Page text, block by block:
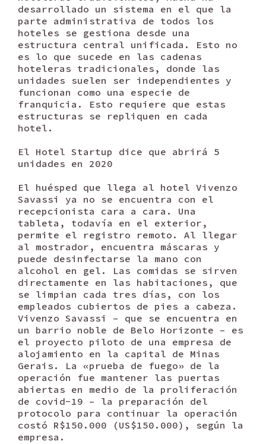
desarrollado un sistema en el que la
parte administrativa de todos los
hoteles se gestiona desde una
estructura central unificada. Esto no
es lo que sucede en las cadenas
hoteleras tradicionales, donde las
unidades suelen ser independientes y
funcionan como una especie de
franquicia. Esto requiere que estas
estructuras se repliquen en cada
hotel.
El Hotel Startup dice que abrirá 5
unidades en 2020
El huésped que llega al hotel Vivenzo
Savassi ya no se encuentra con el
recepcionista cara a cara. Una
tableta, todavía en el exterior,
permite el registro remoto. Al llegar
al mostrador, encuentra máscaras y
puede desinfectarse la mano con
alcohol en gel. Las comidas se sirven
directamente en las habitaciones, que
se limpian cada tres días, con los
empleados cubiertos de pies a cabeza.
Vivenzo Savassi – que se encuentra en
un barrio noble de Belo Horizonte – es
el proyecto piloto de una empresa de
alojamiento en la capital de Minas
Gerais. La «prueba de fuego» de la
operación fue mantener las puertas
abiertas en medio de la proliferación
de covid-19 – la preparación del
protocolo para continuar la operación
costó R$150.000 (US$150.000), según la
empresa.